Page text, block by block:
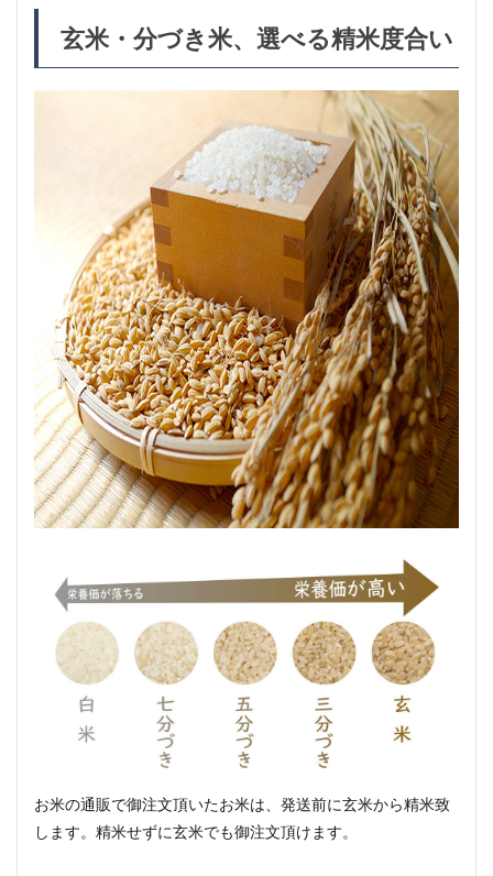
玄米・分づき米、選べる精米度合い
お米の通販で御注文頂いたお米は、発送前に玄米から精米致
します。精米せずに玄米でも御注文頂けます。